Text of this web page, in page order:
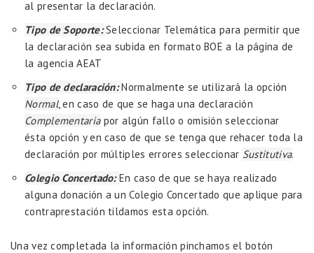
al presentar la declaración.
Tipo de Soporte:Seleccionar Telemática para permitir que
la declaración sea subida en formato BOE a la página de
la agencia AEAT
Tipo de declaración:Normalmente se utilizará la opción
Normal, en caso de que se haga una declaración
Complementariapor algún fallo o omisión seleccionar
ésta opción y en caso de que se tenga que rehacer toda la
declaración por múltiples errores seleccionar Sustitutiva.
Colegio Concertado:En caso de que se haya realizado
alguna donación a un Colegio Concertado que aplique para
contraprestación tildamos esta opción.
Una vez completada la información pinchamos el botón